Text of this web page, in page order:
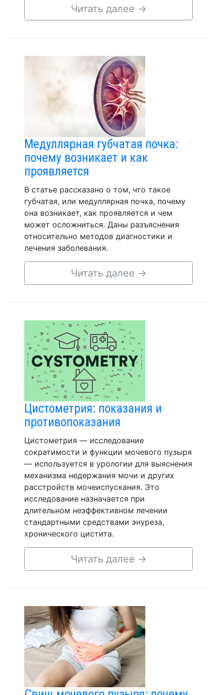
Читать далее →
Медуллярная губчатая почка:
почему возникает и как
проявляется
В статье рассказано о том, что такое
губчатая, или медуллярная почка, почему
она возникает, как проявляется и чем
может осложниться. Даны разъяснения
относительно методов диагностики и
лечения заболевания.
Читать далее →
Цистометрия: показания и
противопоказания
Цистометрия — исследование
сократимости и функции мочевого пузыря
— используется в урологии для выяснения
механизма недержания мочи и других
расстройств мочеиспускания. Это
исследование назначается при
длительном неэффективном лечении
стандартными средствами энуреза,
хронического цистита.
Читать далее →